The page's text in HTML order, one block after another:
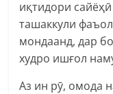
иқтидори
ташаккули
мондаанд, дар
худро ишғол
Аз ин рӯ, омода